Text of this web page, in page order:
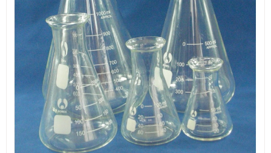
КАНЦЕЛАРСКИ МАТЕРИАЛИ
КНИГИ И УЧЕБНИЦИ
БДП
НОВИ
ПРОМОЦИИ
S.T.E.M.